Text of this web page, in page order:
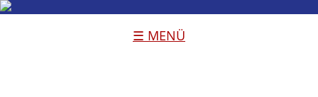
☰ MENÜ